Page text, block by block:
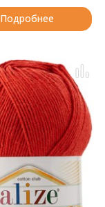
Подробнее